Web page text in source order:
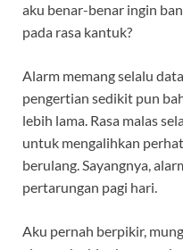
aku benar-benar ingin
pada rasa kantuk?
Alarm memang selalu
pengertian sedikit pun
lebih lama. Rasa malas
untuk mengalihkan
berulang. Sayangnya,
pertarungan pagi hari.
Aku pernah berpikir,